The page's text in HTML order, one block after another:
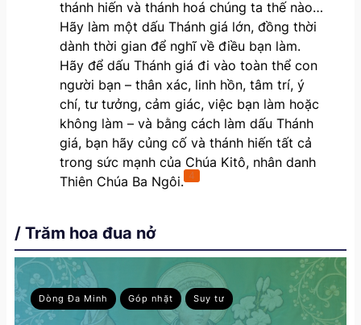
thánh hiến và thánh hoá chúng ta thế nào…
Hãy làm một dấu Thánh giá lớn, đồng thời
dành thời gian để nghĩ về điều bạn làm.
Hãy để dấu Thánh giá đi vào toàn thể con
người bạn – thân xác, linh hồn, tâm trí, ý
chí, tư tưởng, cảm giác, việc bạn làm hoặc
không làm – và bằng cách làm dấu Thánh
giá, bạn hãy củng cố và thánh hiến tất cả
trong sức mạnh của Chúa Kitô, nhân danh
Thiên Chúa Ba Ngôi. 4
/ Trăm hoa đua nở
Dòng Đa Minh Góp nhặt Suy tư